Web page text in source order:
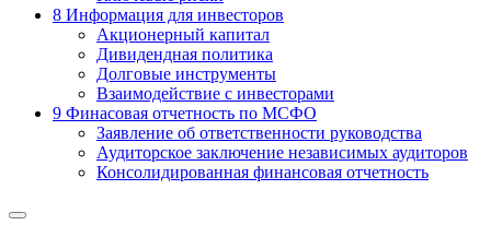
8 Информация для инвесторов
Акционерный капитал
Дивидендная политика
Долговые инструменты
Взаимодействие с инвеcторами
9 Финасовая отчетность по МСФО
Заявление об ответственности руководства
Аудиторское заключение независимых аудиторов
Консолидированная финансовая отчетность